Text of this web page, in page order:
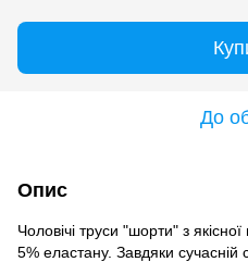
До
Опис
Чоловічі труси "шорти" з
5% еластану. Завдяки сучасній